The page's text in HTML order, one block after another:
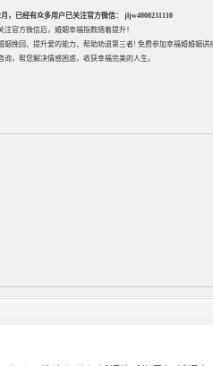
，已经有众多用户已关注官方微信： jljw4000231110
注官方微信后，婚姻幸福指数随着提升！
姻挽回 、提升爱的能力、帮助劝退第三者! 免费参加幸福婚婚姻讲
询，帮您解决情感困惑，收获幸福完美的人生。